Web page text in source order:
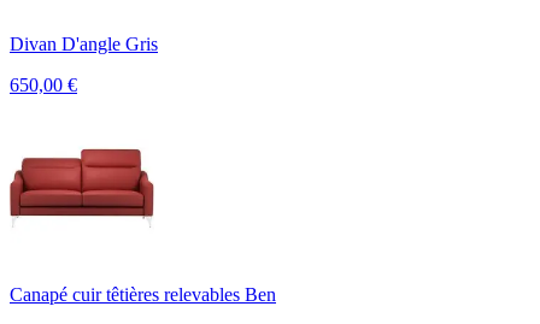
Divan D'angle Gris
650,00 €
Canapé cuir têtières relevables Ben